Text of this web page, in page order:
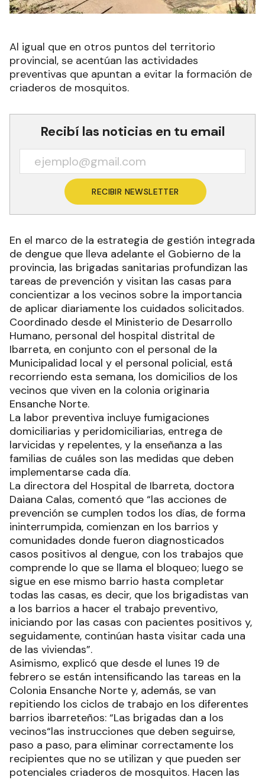
Al igual que en otros puntos del territorio
provincial, se acentúan las actividades
preventivas que apuntan a evitar la formación de
criaderos de mosquitos.
Recibí las noticias en tu email
RECIBIR NEWSLETTER
En el marco de la estrategia de gestión integrada
de dengue que lleva adelante el Gobierno de la
provincia, las brigadas sanitarias profundizan las
tareas de prevención y visitan las casas para
concientizar a los vecinos sobre la importancia
de aplicar diariamente los cuidados solicitados.
Coordinado desde el Ministerio de Desarrollo
Humano, personal del hospital distrital de
Ibarreta, en conjunto con el personal de la
Municipalidad local y el personal policial, está
recorriendo esta semana, los domicilios de los
vecinos que viven en la colonia originaria
Ensanche Norte.
La labor preventiva incluye fumigaciones
domiciliarias y peridomiciliarias, entrega de
larvicidas y repelentes, y la enseñanza a las
familias de cuáles son las medidas que deben
implementarse cada día.
La directora del Hospital de Ibarreta, doctora
Daiana Calas, comentó que “las acciones de
prevención se cumplen todos los días, de forma
ininterrumpida, comienzan en los barrios y
comunidades donde fueron diagnosticados
casos positivos al dengue, con los trabajos que
comprende lo que se llama el bloqueo; luego se
sigue en ese mismo barrio hasta completar
todas las casas, es decir, que los brigadistas van
a los barrios a hacer el trabajo preventivo,
iniciando por las casas con pacientes positivos y,
seguidamente, continúan hasta visitar cada una
de las viviendas”.
Asimismo, explicó que desde el lunes 19 de
febrero se están intensificando las tareas en la
Colonia Ensanche Norte y, además, se van
repitiendo los ciclos de trabajo en los diferentes
barrios ibarreteños: “Las brigadas dan a los
vecinos“las instrucciones que deben seguirse,
paso a paso, para eliminar correctamente los
recipientes que no se utilizan y que pueden ser
potenciales criaderos de mosquitos. Hacen las